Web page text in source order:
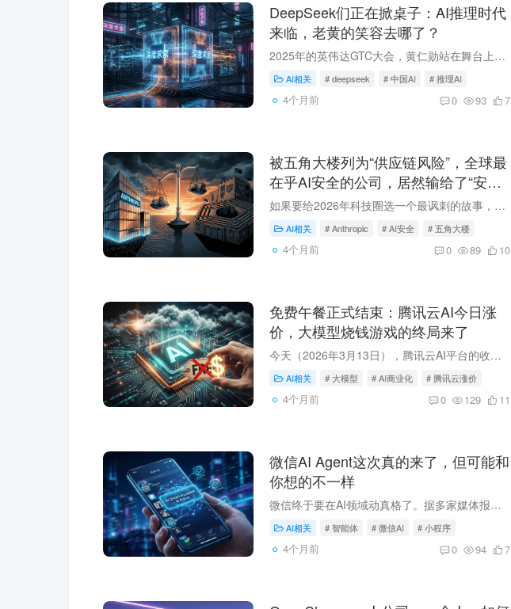
DeepSeek们正在掀桌子：AI推理时代
来临，老黄的笑容去哪了？
2025年的英伟达GTC大会，黄仁勋站在舞台上说出了那句让整个AI圈炸锅的话：「AI推理时代即将到来」。但仔细一品这话背后的滋味，怎么感觉有点酸？要知道，就在几个月前，DeepSeek这个来自中国的A...
AI相关 # deepseek # 中国AI # 推理AI
4个月前 0 93 7
被五角大楼列为“供应链风险”，全球最
在乎AI安全的公司，居然输给了“安全”
两个字
如果要给2026年科技圈选一个最讽刺的故事，Anthropic被五角大楼列为“供应链风险”这件事大概稳进前三。一家成立时就把“AI安全”刻进基因、连公司使命都是“为了人类长期利益负责任地开发AI”...
AI相关 # Anthropic # AI安全 # 五角大楼
4个月前 0 89 10
免费午餐正式结束：腾讯云AI今日涨
价，大模型烧钱游戏的终局来了
今天（2026年3月13日），腾讯云AI平台的收费通知正式生效了。这不是一条无聊的涨价公告——它标志着一个时代的悄然落幕：大模型免费烧钱换用户的阶段，正式结束了。 根据腾讯云3月11日发布的公...
AI相关 # 大模型 # AI商业化 # 腾讯云涨价
4个月前 0 129 11
微信AI Agent这次真的来了，但可能和
你想的不一样
微信终于要在AI领域动真格了。据多家媒体报道，腾讯正在秘密研发一款面向微信的AI Agent，计划于2026年年中灰度测试，三季度逐步放量。这款Agent将直接打通微信生态内数百万个小程序，打车、点...
AI相关 # 智能体 # 微信AI # 小程序
4个月前 0 94 7